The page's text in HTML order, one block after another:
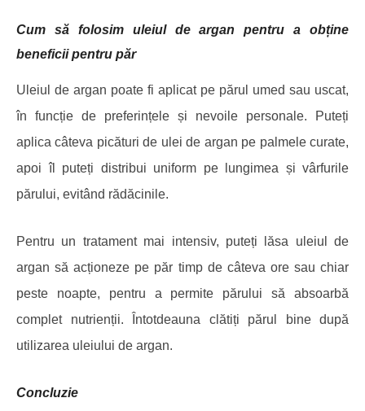
Cum să folosim uleiul de argan pentru a obține
beneficii pentru păr
Uleiul de argan poate fi aplicat pe părul umed sau uscat,
în funcție de preferințele și nevoile personale. Puteți
aplica câteva picături de ulei de argan pe palmele curate,
apoi îl puteți distribui uniform pe lungimea și vârfurile
părului, evitând rădăcinile.
Pentru un tratament mai intensiv, puteți lăsa uleiul de
argan să acționeze pe păr timp de câteva ore sau chiar
peste noapte, pentru a permite părului să absoarbă
complet nutrienții. Întotdeauna clătiți părul bine după
utilizarea uleiului de argan.
Concluzie